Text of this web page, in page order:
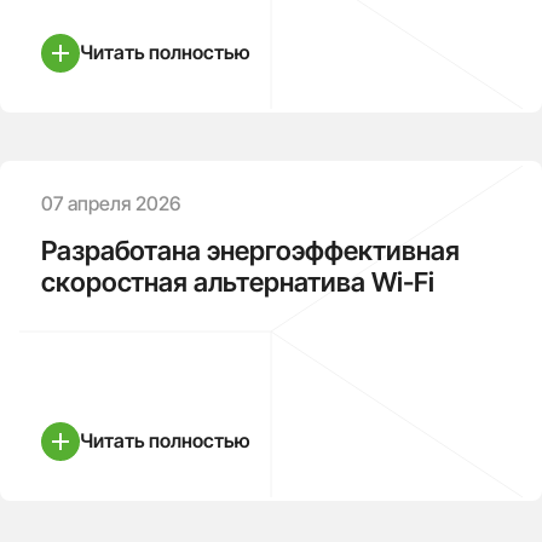
Читать полностью
07 апреля 2026
Разработана энергоэффективная
скоростная альтернатива Wi-Fi
Читать полностью